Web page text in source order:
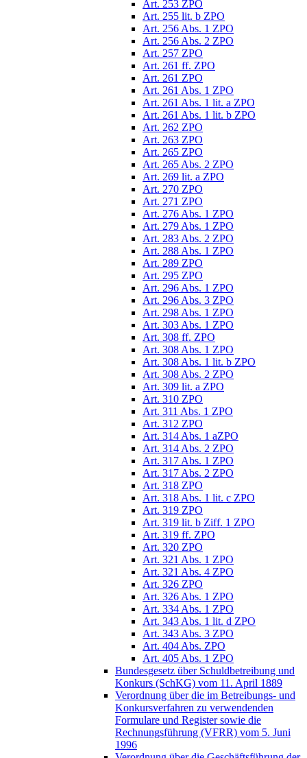
Art. 253 ZPO
Art. 255 lit. b ZPO
Art. 256 Abs. 1 ZPO
Art. 256 Abs. 2 ZPO
Art. 257 ZPO
Art. 261 ff. ZPO
Art. 261 ZPO
Art. 261 Abs. 1 ZPO
Art. 261 Abs. 1 lit. a ZPO
Art. 261 Abs. 1 lit. b ZPO
Art. 262 ZPO
Art. 263 ZPO
Art. 265 ZPO
Art. 265 Abs. 2 ZPO
Art. 269 lit. a ZPO
Art. 270 ZPO
Art. 271 ZPO
Art. 276 Abs. 1 ZPO
Art. 279 Abs. 1 ZPO
Art. 283 Abs. 2 ZPO
Art. 288 Abs. 1 ZPO
Art. 289 ZPO
Art. 295 ZPO
Art. 296 Abs. 1 ZPO
Art. 296 Abs. 3 ZPO
Art. 298 Abs. 1 ZPO
Art. 303 Abs. 1 ZPO
Art. 308 ff. ZPO
Art. 308 Abs. 1 ZPO
Art. 308 Abs. 1 lit. b ZPO
Art. 308 Abs. 2 ZPO
Art. 309 lit. a ZPO
Art. 310 ZPO
Art. 311 Abs. 1 ZPO
Art. 312 ZPO
Art. 314 Abs. 1 aZPO
Art. 314 Abs. 2 ZPO
Art. 317 Abs. 1 ZPO
Art. 317 Abs. 2 ZPO
Art. 318 ZPO
Art. 318 Abs. 1 lit. c ZPO
Art. 319 ZPO
Art. 319 lit. b Ziff. 1 ZPO
Art. 319 ff. ZPO
Art. 320 ZPO
Art. 321 Abs. 1 ZPO
Art. 321 Abs. 4 ZPO
Art. 326 ZPO
Art. 326 Abs. 1 ZPO
Art. 334 Abs. 1 ZPO
Art. 343 Abs. 1 lit. d ZPO
Art. 343 Abs. 3 ZPO
Art. 404 Abs. ZPO
Art. 405 Abs. 1 ZPO
Bundesgesetz über Schuldbetreibung und
Konkurs (SchKG) vom 11. April 1889
Verordnung über die im Betreibungs- und
Konkursverfahren zu verwendenden
Formulare und Register sowie die
Rechnungsführung (VFRR) vom 5. Juni
1996